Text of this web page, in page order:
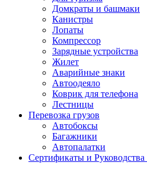
Домкраты и башмаки
Канистры
Лопаты
Компрессор
Зарядные устройства
Жилет
Аварийные знаки
Автоодеяло
Коврик для телефона
Лестницы
Перевозка грузов
Автобоксы
Багажники
Автопалатки
Сертификаты и